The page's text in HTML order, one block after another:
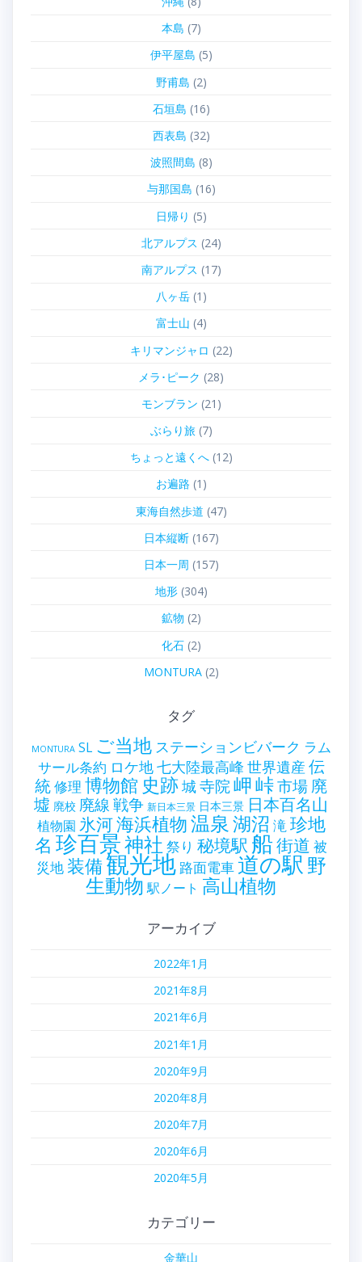
本島 (7)
伊平屋島 (5)
野甫島 (2)
石垣島 (16)
西表島 (32)
波照間島 (8)
与那国島 (16)
日帰り (5)
北アルプス (24)
南アルプス (17)
八ヶ岳(1)
富士山 (4)
キリマンジャロ (22)
メラ･ピーク (28)
モンブラン (21)
ぶらり旅(7)
ちょっと遠くへ(12)
お遍路 (1)
東海自然歩道 (47)
日本縦断(167)
日本一周 (157)
地形(304)
鉱物 (2)
化石(2)
MONTURA(2)
タグ
MONTURA SL ご当地 ステーションビバーク ラム
サール条約 ロケ地七大陸最高峰 世界遺産 伝
統修理 博物館 史跡城寺院岬峠市場 廃
墟 廃校 廃線戦争 新日本三景 日本三景 日本百名山
植物園 氷河海浜植物温泉湖沼 滝珍地
名 珍百景神社 祭り 秘境駅 船街道 被
災地装備観光地 路面電車道の駅 野
生動物 駅ノート 高山植物
アーカイブ
2022年1月
2021年8月
2021年6月
2021年1月
2020年9月
2020年8月
2020年7月
2020年6月
2020年5月
カテゴリー
金華山